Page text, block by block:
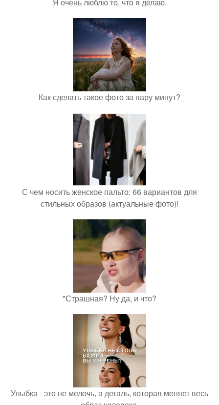
Как сделать такое фото за пару минут?
С чем носить женское пальто: 66 вариантов для
стильных образов (актуальные фото)!
"Страшная? Ну да, и что?
Улыбка - это не мелочь, а деталь, которая меняет весь